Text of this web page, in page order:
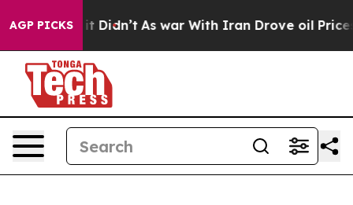
AGP PICKS
Well, it Didn’t As war With Iran Drove oil Prices